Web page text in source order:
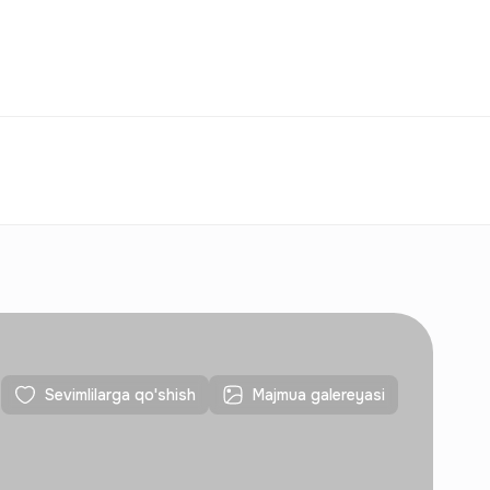
Sevimlilarga qo'shish Majmua galereyasi